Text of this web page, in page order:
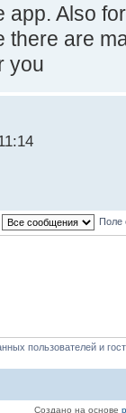
app. Also
there are
you
Поле
пользователей и
Создано на основе